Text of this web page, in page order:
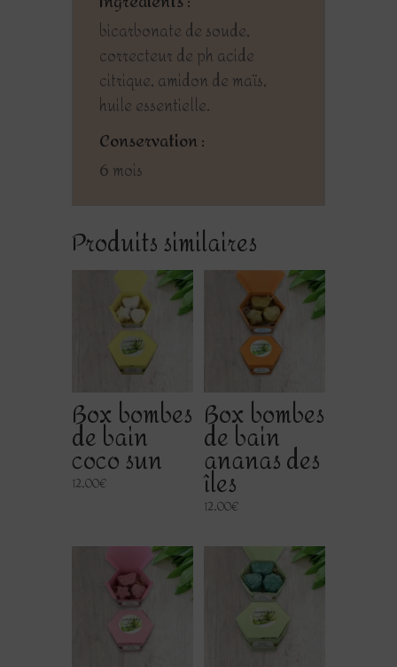
bicarbonate de soude,
correcteur de ph acide
citrique, amidon de maïs,
huile essentielle.
Conservation :
6 mois
Produits similaires
Box bombes
de bain
coco sun
12.00€
Box bombes
de bain
ananas des
îles
12.00€